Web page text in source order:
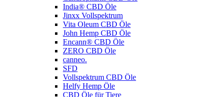
India® CBD Öle
Jinxx Vollspektrum
Vita Oleum CBD Öle
John Hemp CBD Öle
Encann® CBD Öle
ZERO CBD Öle
canneo.
SFD
Vollspektrum CBD Öle
Helfy Hemp Öle
CBD Öle für Tiere